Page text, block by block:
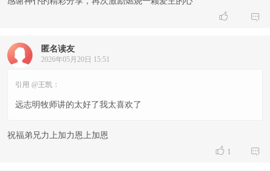
 
匿名读友
2026年05月20日 15:51
引用 @王凯：
远志明牧师讲的太好了我太喜欢了
祝福弟兄力上加力恩上加恩
 1 